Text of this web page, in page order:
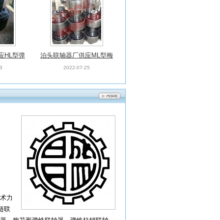
HL型弹
泊头联轴器厂供应ML型梅
花形弹性联轴器
2022-07-25
力
联